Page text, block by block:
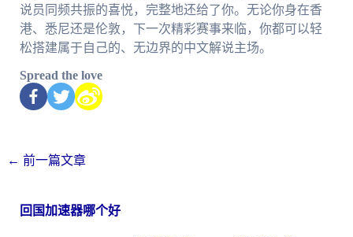
说员同频共振的喜悦，完整地还给了你。无论你身在香
港、悉尼还是伦敦，下一次精彩赛事来临，你都可以轻
松搭建属于自己的、无边界的中文解说主场。
Spread the love
← 前一篇文章
回国加速器哪个好